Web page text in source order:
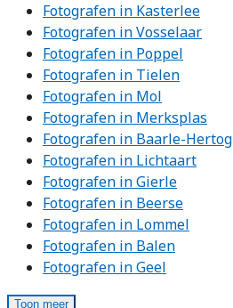
Fotografen in Kasterlee
Fotografen in Vosselaar
Fotografen in Poppel
Fotografen in Tielen
Fotografen in Mol
Fotografen in Merksplas
Fotografen in Baarle-Hertog
Fotografen in Lichtaart
Fotografen in Gierle
Fotografen in Beerse
Fotografen in Lommel
Fotografen in Balen
Fotografen in Geel
Toon meer